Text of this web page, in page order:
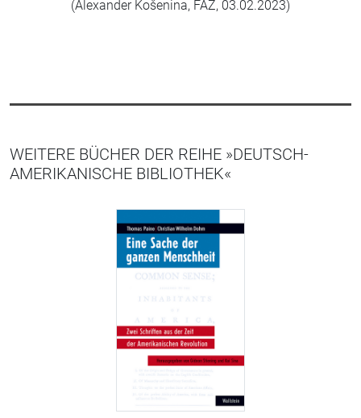
(Alexander Košenina, FAZ, 03.02.2023)
WEITERE BÜCHER DER REIHE »DEUTSCH-
AMERIKANISCHE BIBLIOTHEK«